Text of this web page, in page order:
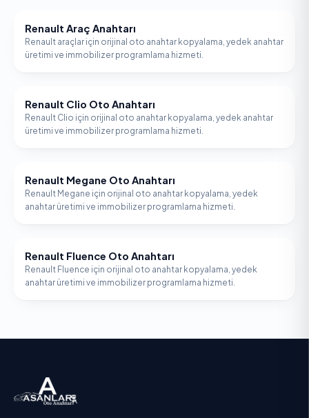
RENAULT
Renault Araç Anahtarı
Renault araçlar için orijinal oto anahtar kopyalama, yedek anahtar
üretimi ve immobilizer programlama hizmeti.
RENAULT
Renault Clio Oto Anahtarı
Renault Clio için orijinal oto anahtar kopyalama, yedek anahtar
üretimi ve immobilizer programlama hizmeti.
RENAULT
Renault Megane Oto Anahtarı
Renault Megane için orijinal oto anahtar kopyalama, yedek
anahtar üretimi ve immobilizer programlama hizmeti.
RENAULT
Renault Fluence Oto Anahtarı
Renault Fluence için orijinal oto anahtar kopyalama, yedek
anahtar üretimi ve immobilizer programlama hizmeti.